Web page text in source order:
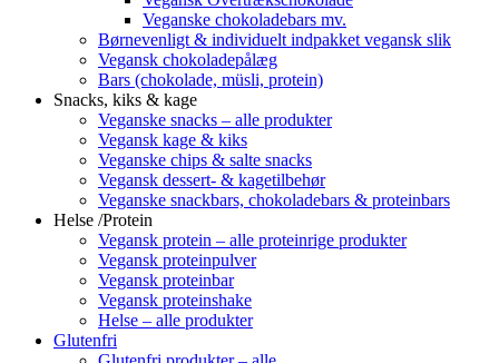
Veganske chokoladebars mv.
Børnevenligt & individuelt indpakket vegansk slik
Vegansk chokoladepålæg
Bars (chokolade, müsli, protein)
Snacks, kiks & kage
Veganske snacks – alle produkter
Vegansk kage & kiks
Veganske chips & salte snacks
Vegansk dessert- & kagetilbehør
Veganske snackbars, chokoladebars & proteinbars
Helse /Protein
Vegansk protein – alle proteinrige produkter
Vegansk proteinpulver
Vegansk proteinbar
Vegansk proteinshake
Helse – alle produkter
Glutenfri